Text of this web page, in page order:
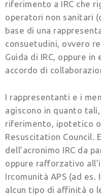
riferimento a IRC che
operatori non sanitari
base di una
consuetudini, ovvero
Guida di IRC, oppure
accordo di
I rappresentanti e i
agiscono in quanto
riferimento, ipotetico o
Resuscitation Council.
dell’acronimo IRC da
oppure rafforzativo
Ircomunità APS (ad es.
alcun tipo di affinità o